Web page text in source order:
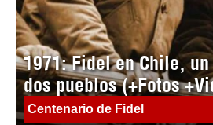
1971: Fidel en Chile,
dos pueblos (+Fotos
Centenario de Fidel